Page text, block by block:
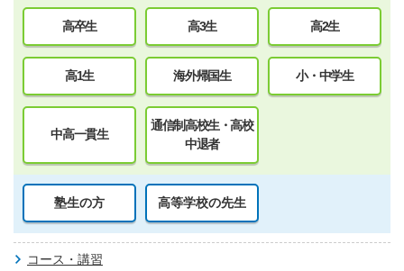
高卒生 高3生 高2生
高1生 海外帰国生 小・中学生
中高一貫生
通信制高校生・高校
中退者
塾生の方 高等学校の先生
コース・講習